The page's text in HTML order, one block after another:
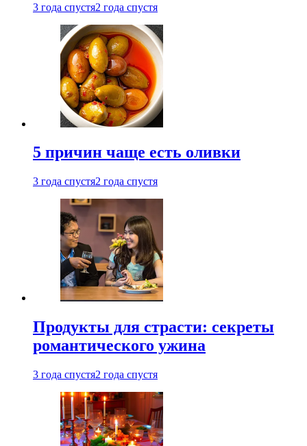
3 года спустя2 года спустя
5 причин чаще есть оливки
3 года спустя2 года спустя
Продукты для страсти: секреты
романтического ужина
3 года спустя2 года спустя